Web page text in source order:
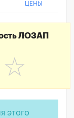
ЦЕНЫ
ЛОЗАП
☆
этого